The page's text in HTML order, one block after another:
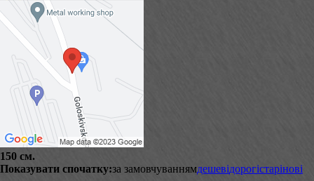
150 см.
Показувати спочатку:за замовчуваннямдешевідорогістарінові